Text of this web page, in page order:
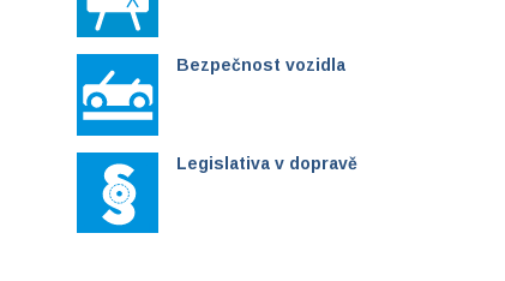
Bezpečnost vozidla
Legislativa v dopravě